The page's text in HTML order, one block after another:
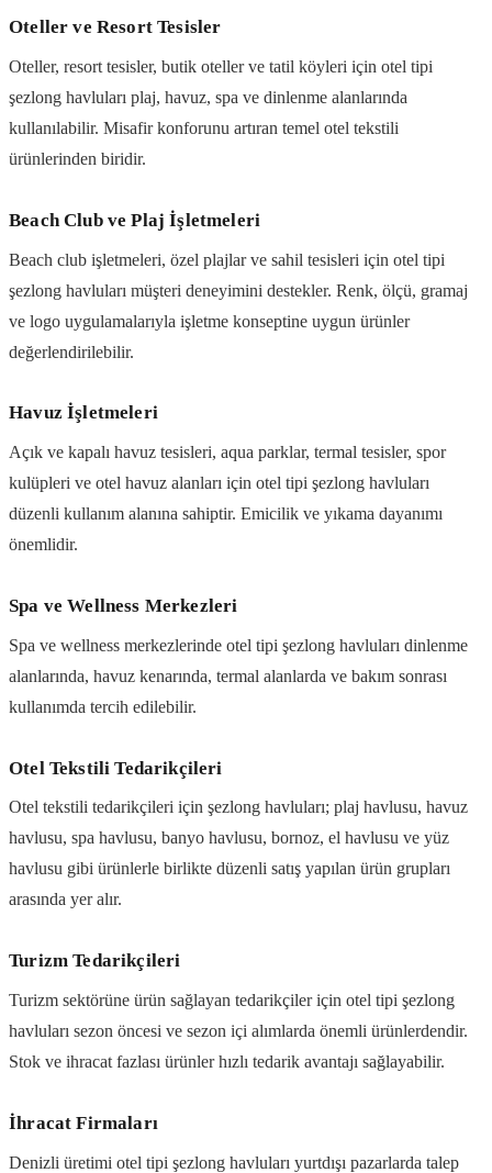
Oteller ve Resort Tesisler
Oteller, resort tesisler, butik oteller ve tatil köyleri için otel tipi
şezlong havluları plaj, havuz, spa ve dinlenme alanlarında
kullanılabilir. Misafir konforunu artıran temel otel tekstili
ürünlerinden biridir.
Beach Club ve Plaj İşletmeleri
Beach club işletmeleri, özel plajlar ve sahil tesisleri için otel tipi
şezlong havluları müşteri deneyimini destekler. Renk, ölçü, gramaj
ve logo uygulamalarıyla işletme konseptine uygun ürünler
değerlendirilebilir.
Havuz İşletmeleri
Açık ve kapalı havuz tesisleri, aqua parklar, termal tesisler, spor
kulüpleri ve otel havuz alanları için otel tipi şezlong havluları
düzenli kullanım alanına sahiptir. Emicilik ve yıkama dayanımı
önemlidir.
Spa ve Wellness Merkezleri
Spa ve wellness merkezlerinde otel tipi şezlong havluları dinlenme
alanlarında, havuz kenarında, termal alanlarda ve bakım sonrası
kullanımda tercih edilebilir.
Otel Tekstili Tedarikçileri
Otel tekstili tedarikçileri için şezlong havluları; plaj havlusu, havuz
havlusu, spa havlusu, banyo havlusu, bornoz, el havlusu ve yüz
havlusu gibi ürünlerle birlikte düzenli satış yapılan ürün grupları
arasında yer alır.
Turizm Tedarikçileri
Turizm sektörüne ürün sağlayan tedarikçiler için otel tipi şezlong
havluları sezon öncesi ve sezon içi alımlarda önemli ürünlerdendir.
Stok ve ihracat fazlası ürünler hızlı tedarik avantajı sağlayabilir.
İhracat Firmaları
Denizli üretimi otel tipi şezlong havluları yurtdışı pazarlarda talep